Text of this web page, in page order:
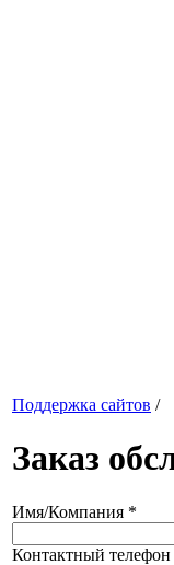
Поддержка сайтов /
Заказ
Имя/Компания *
Контактный телефон